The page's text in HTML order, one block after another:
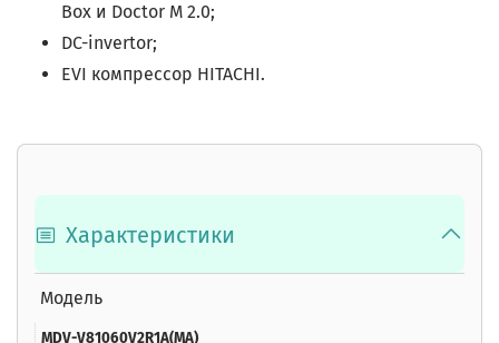
Box и Doctor M 2.0;
DC-invertor;
EVI компрессор HITACHI.
Характеристики
Модель
MDV-V81060V2R1A(MA)